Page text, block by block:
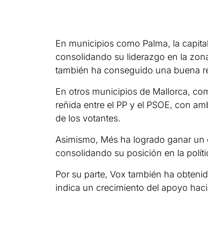
En municipios como Palma, la
consolidando su liderazgo en la
también ha conseguido una buena
En otros municipios de Mallorca,
reñida entre el PP y el PSOE, con
de los votantes.
Asimismo, Més ha logrado ganar
consolidando su posición en la
Por su parte, Vox también ha
indica un crecimiento del apoyo